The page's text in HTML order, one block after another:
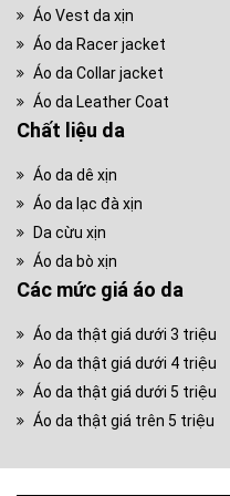
Áo Vest da xịn
Áo da Racer jacket
Áo da Collar jacket
Áo da Leather Coat
Chất liệu da
Áo da dê xịn
Áo da lạc đà xịn
Da cừu xịn
Áo da bò xịn
Các mức giá áo da
Áo da thật giá dưới 3 triệu
Áo da thật giá dưới 4 triệu
Áo da thật giá dưới 5 triệu
Áo da thật giá trên 5 triệu